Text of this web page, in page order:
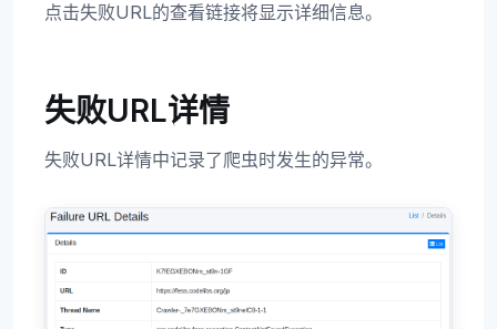
点击失败URL的查看链接将显示详细信息。
失败URL详情
失败URL详情中记录了爬虫时发生的异常。